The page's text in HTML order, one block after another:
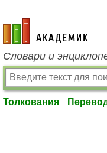
academic.ru
Словари и
Толкования